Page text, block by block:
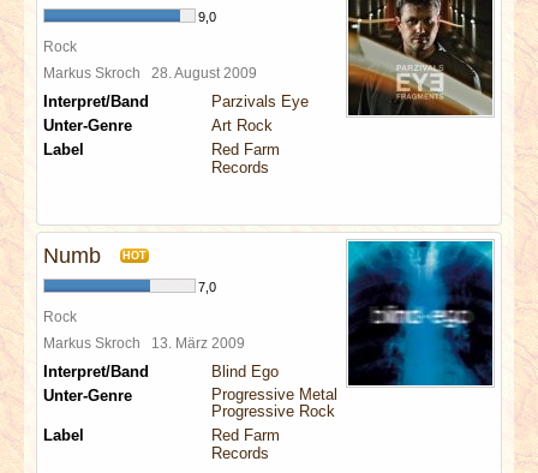
SPECIALS
REDAKTION
LINKS
9,0
Rock
Markus Skroch 28. August 2009
Interpret/Band
Parzivals Eye
Unter-Genre
Art Rock
Label
Red Farm
Records
Numb HOT
7,0
Rock
Markus Skroch 13. März 2009
Interpret/Band
Blind Ego
Unter-Genre
Progressive Metal
Progressive Rock
Label
Red Farm
Records